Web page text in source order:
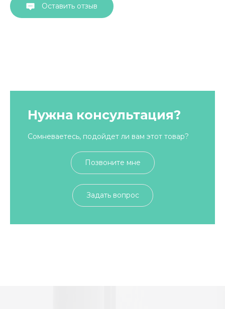
Оставить отзыв
Нужна консультация?
Сомневаетесь, подойдет ли вам этот товар?
Позвоните мне
Задать вопрос